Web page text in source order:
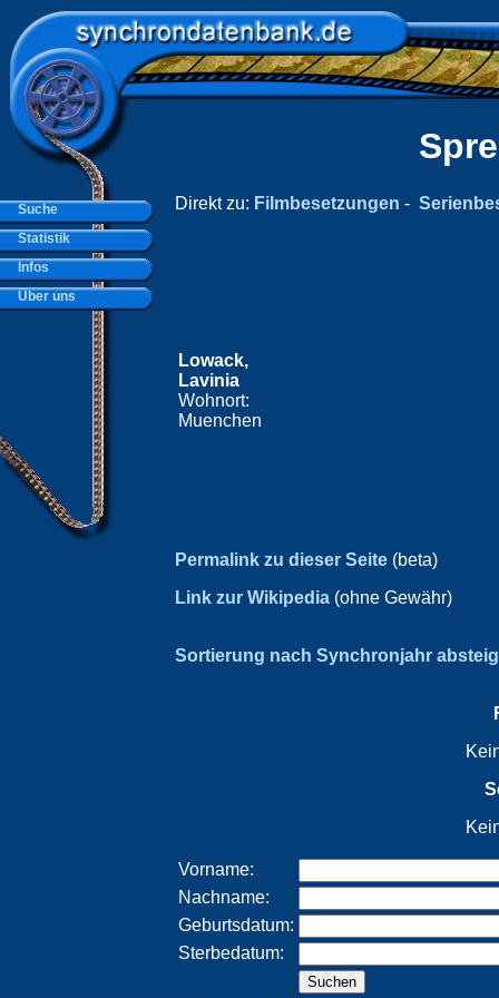
Direkt zu: Filmbesetzungen -
Lowack,
Lavinia
Wohnort:
Muenchen
Permalink zu dieser Seite (beta)
Link zur Wikipedia (ohne Gewähr)
Sortierung nach Synchronjahr
Vorname:
Nachname:
Geburtsdatum:
Sterbedatum:
Suche
Statistik
Infos
Über uns